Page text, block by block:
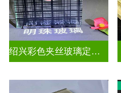
绍兴彩色夹丝玻璃定制价格